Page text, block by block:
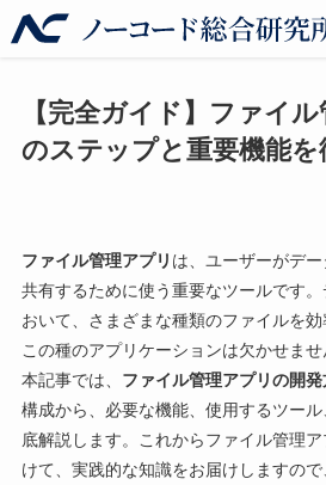
【完全ガイド】ファイ
のステップと重要機能を
ファイル管理アプリ は、ユーザーがデー
共有するために使う重要なツールです
おいて、さまざまな種類のファイルを効
この種のアプリケーションは欠かせませ
本記事では、 ファイル管理アプリの開発
構成から、必要な機能、使用するツー
底解説します。これからファイル管理
けて、実践的な知識をお届けしますの